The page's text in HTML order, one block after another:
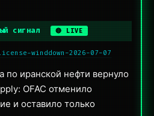
сигнал 🔴 LIVE
winddown-2026-07-07
иранской нефти вернуло
OFAC отменило
и оставило только